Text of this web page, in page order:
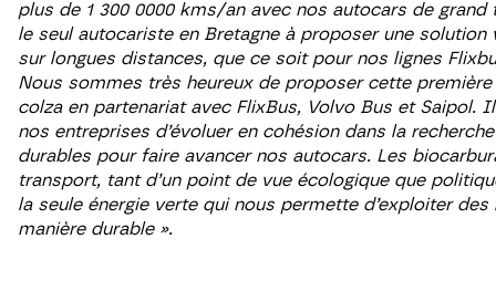
plus de 1 300 0000 kms/an avec nos autocars de
le seul autocariste en Bretagne à proposer une
sur longues distances, que ce soit pour nos lignes
Nous sommes très heureux de proposer cette
colza en partenariat avec FlixBus, Volvo Bus et Saipol.
nos entreprises d’évoluer en cohésion dans la
durables pour faire avancer nos autocars. Les
transport, tant d’un point de vue écologique que
la seule énergie verte qui nous permette d’exploiter
manière durable ».